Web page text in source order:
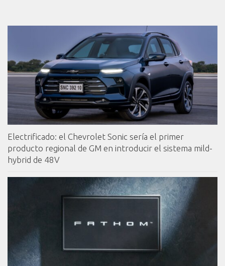
Electrificado: el Chevrolet Sonic sería el primer
producto regional de GM en introducir el sistema mild-
hybrid de 48V